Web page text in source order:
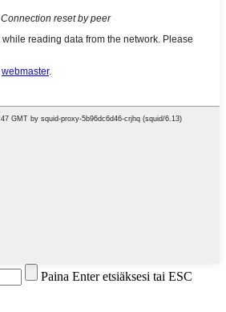
Paina Enter etsiäksesi tai ESC